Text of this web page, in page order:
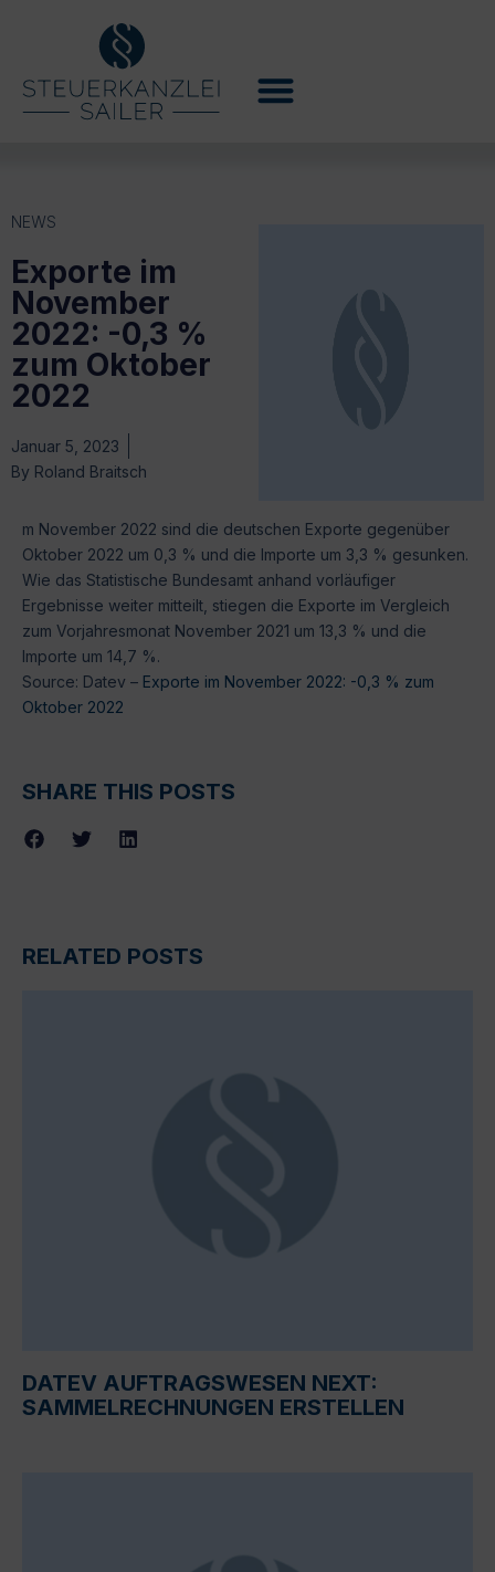
NEWS
Exporte im
November
2022: -0,3 %
zum Oktober
2022
Januar 5, 2023
By Roland Braitsch
m November 2022 sind die deutschen Exporte gegenüber
Oktober 2022 um 0,3 % und die Importe um 3,3 % gesunken.
Wie das Statistische Bundesamt anhand vorläufiger
Ergebnisse weiter mitteilt, stiegen die Exporte im Vergleich
zum Vorjahresmonat November 2021 um 13,3 % und die
Importe um 14,7 %.
Source: Datev – Exporte im November 2022: -0,3 % zum
Oktober 2022
SHARE THIS POSTS
RELATED POSTS
DATEV AUFTRAGSWESEN NEXT:
SAMMELRECHNUNGEN ERSTELLEN